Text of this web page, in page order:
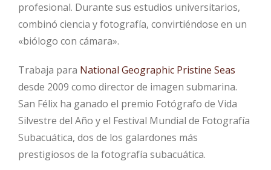
profesional. Durante sus estudios universitarios,
combinó ciencia y fotografía, convirtiéndose en un
«biólogo con cámara».
Trabaja para National Geographic Pristine Seas
desde 2009 como director de imagen submarina.
San Félix ha ganado el premio Fotógrafo de Vida
Silvestre del Año y el Festival Mundial de Fotografía
Subacuática, dos de los galardones más
prestigiosos de la fotografía subacuática.